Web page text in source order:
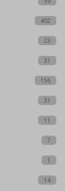
402
23
31
156
31
11
7
1
14